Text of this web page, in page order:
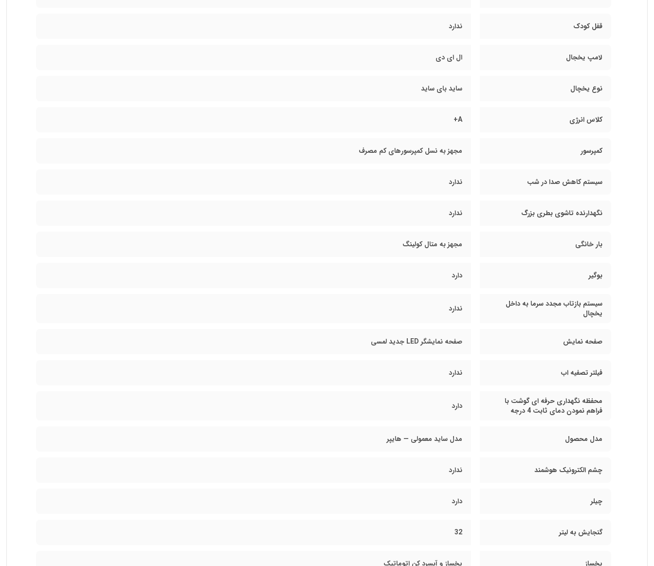
قفل کودک ندارد
لامپ یخجال ال ای دی
نوع یخچال ساید بای ساید
کلاس انرژی A+
کمپرسور مجهز به نسل کمپرسورهای کم مصرف
سیستم کاهش صدا در شب ندارد
نگهدارنده تاشوی بطری بزرگ ندارد
بار خانگی مجهز به متال کولینگ
بوگیر دارد
سیستم بازتاب مجدد سرما به داخل
یخچال
ندارد
صفحه نمایش صفحه نمایشگر LED جدید لمسی
فیلتر تصفیه اب ندارد
محفظه نگهداری حرفه ای گوشت با
فراهم نمودن دمای ثابت 4 درجه
دارد
مدل محصول مدل ساید معمولی — هایپر
چشم الکترونیک هوشمند ندارد
چیلر دارد
گنجايش به ليتر 32
یخساز یخساز و آبسرد کن اتوماتیک